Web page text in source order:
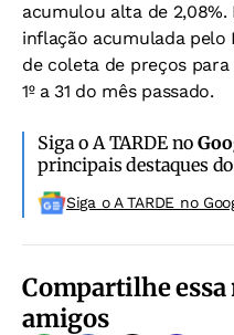
acumulou alta de 2,08%.
inflação acumulada pelo
de coleta de preços
1º a 31 do mês passado.
Siga o A TARDE no
principais destaques
Siga o A TARDE no
Compartilhe
amigos